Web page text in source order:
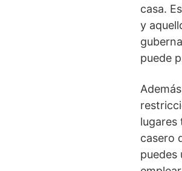
casa.
y
puede
lugares
casero
puedes